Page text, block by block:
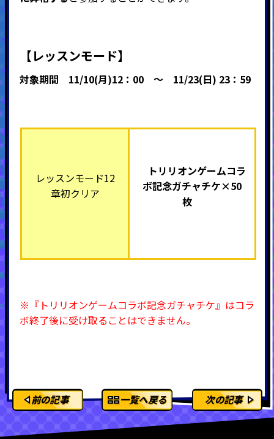
【レッスンモード】
対象期間 11/10(月)12：00～ 11/23(日) 23：59
レッスンモード12
章初クリア
トリリオンゲームコラ
ボ記念ガチャチケ×50
枚
※『トリリオンゲームコラボ記念ガチャチケ』はコラ
ボ終了後に受け取ることはできません。
前の記事 一覧へ戻る 次の記事